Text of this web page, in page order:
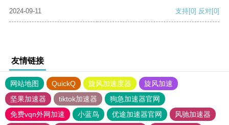
2024-09-11 支持[0] 反对[0]
友情链接
网站地图 QuickQ 旋风加速度器
旋风加速
坚果加速器
tiktok加速器
狗急加速器官网
免费vqn外网加速
小蓝鸟 优途加速器官网
风驰加速器